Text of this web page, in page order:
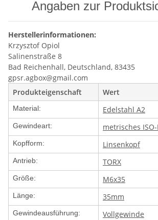
Angaben zur
Herstellerinformationen:
Krzysztof Opiol
Salinenstraße 8
Bad Reichenhall, Deutschland, 83435
gpsr.agbox@gmail.com
Produkteigenschaft
Wert
Material: Edelstahl A2
Gewindeart: metrisches
Kopfform: Linsenkopf
Antrieb: TORX
Größe: M6x35
Länge: 35mm
Gewindeausführung: Vollgewinde